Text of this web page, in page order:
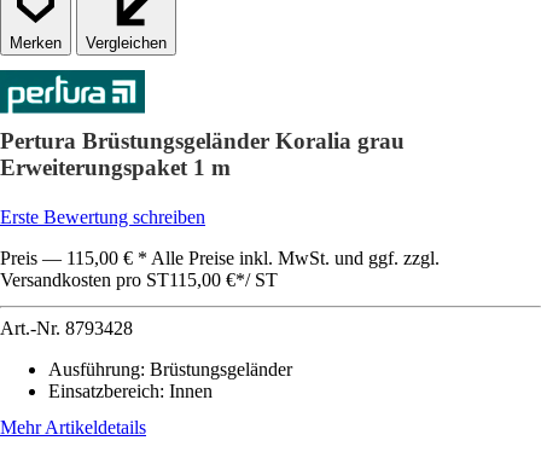
Vergleichen
Pertura Brüstungsgeländer Koralia grau
Erweiterungspaket 1 m
Erste Bewertung schreiben
Preis — 115,00 € * Alle Preise inkl. MwSt. und ggf. zzgl.
Versandkosten pro ST115,00 €*/ ST
Art.-Nr. 8793428
Ausführung: Brüstungsgeländer
Einsatzbereich: Innen
Mehr Artikeldetails